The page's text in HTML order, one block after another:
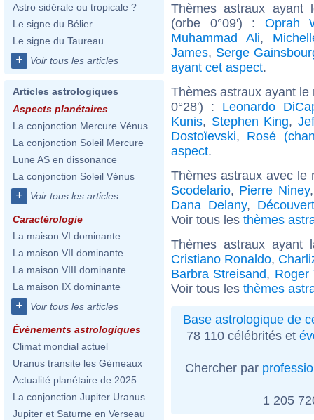
Astro sidérale ou tropicale ?
Le signe du Bélier
Le signe du Taureau
+ Voir tous les articles
Articles astrologiques
Aspects planétaires
La conjonction Mercure Vénus
La conjonction Soleil Mercure
Lune AS en dissonance
La conjonction Soleil Vénus
+ Voir tous les articles
Caractérologie
La maison VI dominante
La maison VII dominante
La maison VIII dominante
La maison IX dominante
+ Voir tous les articles
Évènements astrologiques
Climat mondial actuel
Uranus transite les Gémeaux
Actualité planétaire de 2025
La conjonction Jupiter Uranus
Jupiter et Saturne en Verseau
Thèmes astraux ayant
(orbe 0°09') : Oprah
Muhammad Ali,
James, Serge
ayant cet aspect.
Thèmes astraux ayant
0°28') : Leonardo
Kunis, Stephen King,
Dostoïevski, Rosé
aspect.
Thèmes astraux avec
Scodelario, Pierre Niney
Dana Delany,
Voir tous les thèmes
Thèmes astraux
Cristiano Ronaldo,
Barbra Streisand, Roger
Voir tous les thèmes
Base astrologique de
78 110 célébrités et
Chercher par
1 205